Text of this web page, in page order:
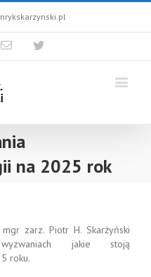
Email Twitter
na 2025 rok
zarz. Piotr H. Skarżyński
jakie stoją
roku.